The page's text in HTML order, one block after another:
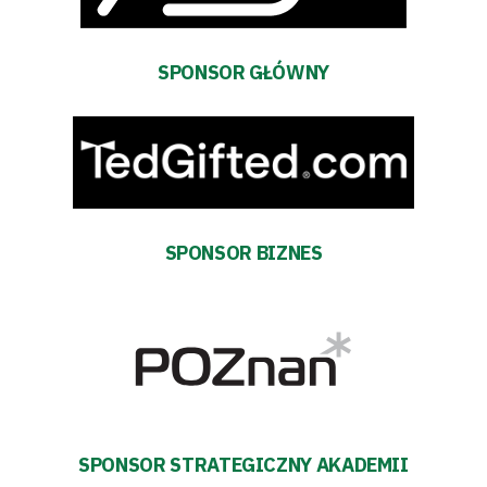
Bilety
Pierwszy
zespół
Akademia
Aktualności
SPONSOR GŁÓWNY
SPONSOR BIZNES
SPONSOR STRATEGICZNY AKADEMII